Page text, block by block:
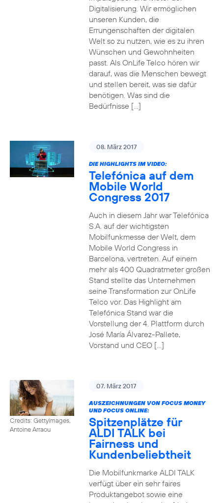
Digitalisierung. Wir ermöglichen
unseren Kunden, die
Errungenschaften der digitalen
Welt so zu nutzen, wie es zu ihren
Wünschen und Gewohnheiten
passt. Als OnLife Telco hören wir
darauf, was die Menschen bewegt
und stellen bereit, was sie dafür
benötigen. Was sind die
Bedürfnisse […]
08. März 2017
DIE HIGHLIGHTS IM VIDEO:
Telefónica auf dem
Mobile World
Congress 2017
Auch in diesem Jahr war Telefónica
S.A. auf der wichtigsten
Mobilfunkmesse der Welt, dem
Mobile World Congress in
Barcelona, vertreten. Auf einem
mehr als 400 Quadratmeter großen
Stand stellte das Unternehmen
seine Transformation zur OnLife
Telco vor. Das Highlight am
Telefónica Stand war die
Vorstellung der 4. Plattform durch
José María Álvarez-Pallete,
Vorstand und CEO […]
Credits: Gettyimages,
Antoine Arraou
07. März 2017
AUSZEICHNUNGEN VON FOCUS MONEY
UND FOCUS ONLINE:
Spitzenplätze für
ALDI TALK bei
Fairness und
Kundenbeliebtheit
Die Mobilfunkmarke ALDI TALK
verfügt über ein sehr faires
Produktangebot sowie eine